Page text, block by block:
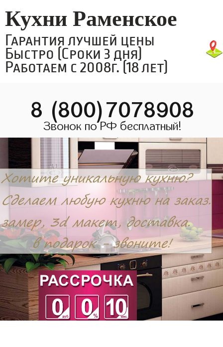
Кухни Раменское
Гарантия лучшей цены
Быстро (Сроки 3 дня)
Работаем с 2008г. (18 лет)
8 (800)7078908
Звонок по РФ бесплатный!